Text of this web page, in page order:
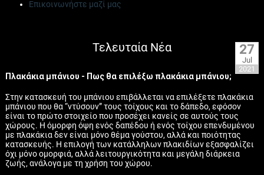
Επικοινωνήστε μαζί μας
Τελευταία Νέα 27
Jul
2021
Πλακάκια μπάνιου - Πως θα επιλέξω πλακάκια μπάνιου;
Στην κατασκευή του μπάνιου επιβάλλεται να επιλέξετε πλακάκια
μπάνιου που θα “ντύσουν” τους τοίχους και το δάπεδο, εφόσον
είναι το πρώτο στοιχείο που προσέχει κανείς σε αυτούς τους
χώρους. Η όμορφη όψη ενός δαπέδου ή ενός τοίχου επενδυμένου
με πλακάκια δεν είναι μόνο θέμα γούστου, αλλά και ποιότητας
κατασκευής. Η επιλογή των κατάλληλων πλακιδίων εξασφαλίζει
όχι μόνο ομορφιά, αλλά λειτουργικότητα και μεγάλη διάρκεια
ζωής, ανάλογα με τη χρήση του χώρου.